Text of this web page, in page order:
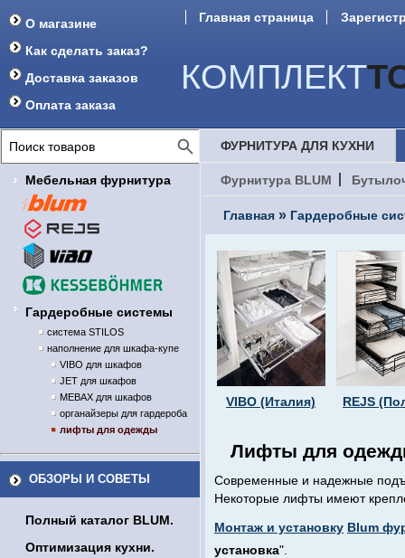
О магазине
Как сделать заказ?
Доставка заказов
Оплата заказа
Главная страница
КОМПЛЕКТ
Мебельная фурнитура
Гардеробные системы
система STILOS
наполнение для шкафа-купе
VIBO для шкафов
JET для шкафов
MEBAX для шкафов
органайзеры для гардероба
лифты для одежды
ОБЗОРЫ И СОВЕТЫ
Полный каталог BLUM.
Оптимизация кухни.
ФУРНИТУРА ДЛЯ КУХНИ
Фурнитура BLUM
Главная » Гардеробные
VIBO (Италия) REJS
Лифты для
Современные и надежные
Некоторые лифты имеют
Монтаж и установку Blum
установка".